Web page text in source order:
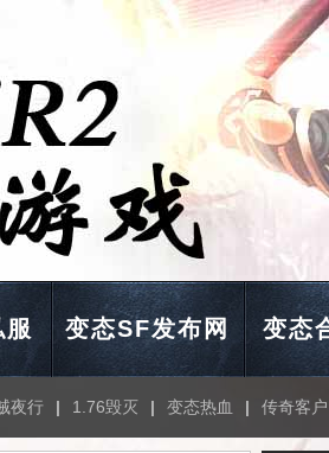
变态SF发布网 变态
夜行 | 1.76毁灭 | 变态热血 | 传奇客户